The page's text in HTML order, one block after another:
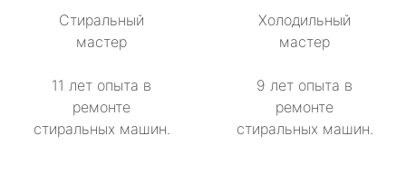
Стиральный
мастер
11 лет опыта в
ремонте
стиральных машин.
Холодильный
мастер
9 лет опыта в
ремонте
стиральных машин.